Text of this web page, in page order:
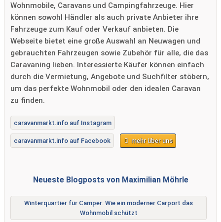
Wohnmobile, Caravans und Campingfahrzeuge. Hier
können sowohl Händler als auch private Anbieter ihre
Fahrzeuge zum Kauf oder Verkauf anbieten. Die
Webseite bietet eine große Auswahl an Neuwagen und
gebrauchten Fahrzeugen sowie Zubehör für alle, die das
Caravaning lieben. Interessierte Käufer können einfach
durch die Vermietung, Angebote und Suchfilter stöbern,
um das perfekte Wohnmobil oder den idealen Caravan
zu finden.
caravanmarkt.info auf Instagram
caravanmarkt.info auf Facebook mehr über uns
Neueste Blogposts von Maximilian Möhrle
Winterquartier für Camper: Wie ein moderner Carport das
Wohnmobil schützt